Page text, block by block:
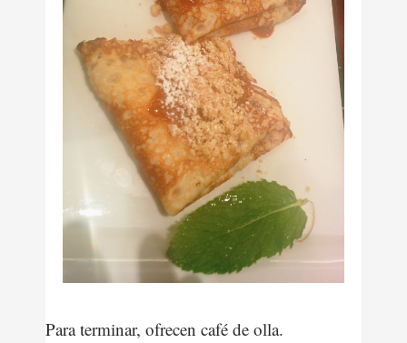
Para terminar, ofrecen café de olla.